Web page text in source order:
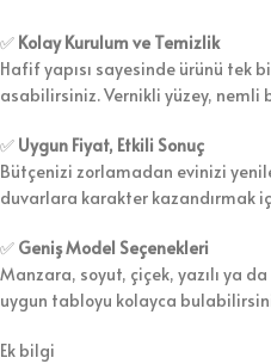
✅ Kolay Kurulum ve Temizlik
Hafif yapısı sayesinde ürünü tek
asabilirsiniz. Vernikli yüzey, nemli
✅ Uygun Fiyat, Etkili Sonuç
Bütçenizi zorlamadan evinizi
duvarlara karakter kazandırmak
✅ Geniş Model Seçenekleri
Manzara, soyut, çiçek, yazılı ya
uygun tabloyu kolayca
Ek bilgi